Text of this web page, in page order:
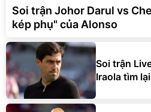
Soi trận Johor Darul vs
kép phụ" của Alonso
Soi trận
Iraola tìm